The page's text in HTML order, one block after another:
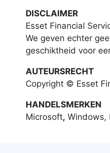
DISCLAIMER
Esset Financial
We geven echter
geschiktheid voor
AUTEURSRECHT
Copyright © Esset
HANDELSMERKEN
Microsoft, Windows,